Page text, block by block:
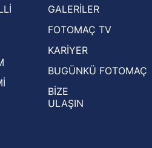
3. Ön
belli oldu!
Hernan Crespo,
ekiplerinden
oldu
GALERİLER
FOTOMAÇ TV
KARİYER
BUGÜNKÜ FOTOMAÇ
BİZE
ULAŞIN